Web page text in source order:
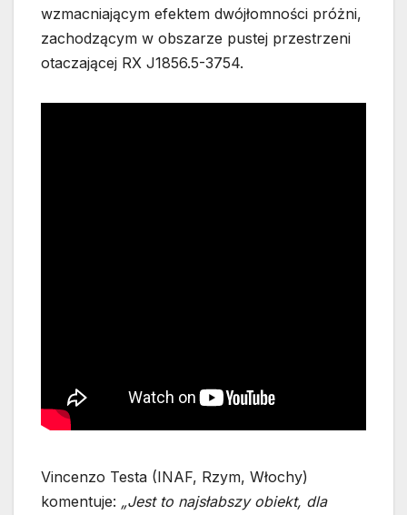
wzmacniającym efektem dwójłomności próżni,
zachodzącym w obszarze pustej przestrzeni
otaczającej RX J1856.5-3754.
Vincenzo Testa (INAF, Rzym, Włochy)
komentuje: „Jest to najsłabszy obiekt, dla